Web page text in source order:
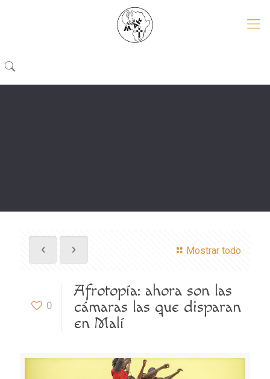
Mostrar todo
0
Afrotopía: ahora son las
cámaras las que disparan
en Malí